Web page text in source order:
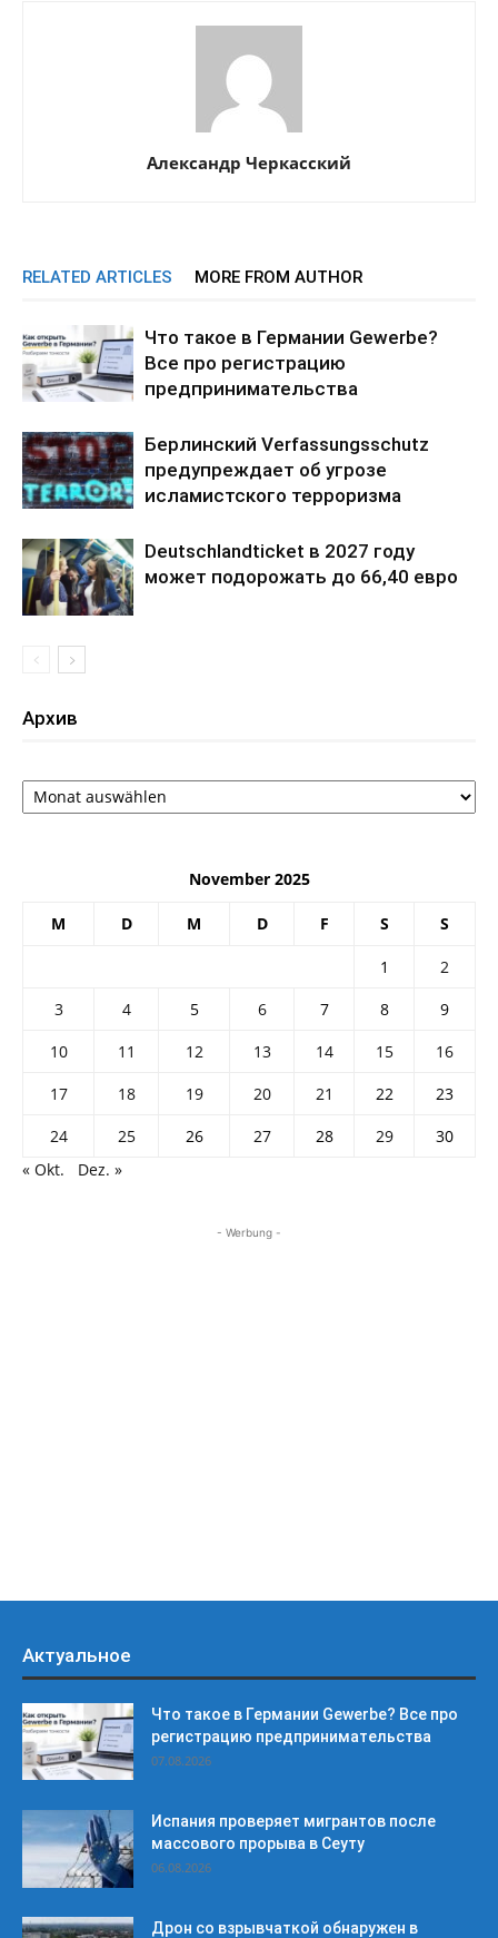
Александр Черкасский
RELATED ARTICLES MORE FROM AUTHOR
Что такое в Германии Gewerbe?
Все про регистрацию
предпринимательства
Берлинский Verfassungsschutz
предупреждает об угрозе
исламистского терроризма
Deutschlandticket в 2027 году
может подорожать до 66,40 евро
Архив
Архив
November 2025
M D M D F S S
1
2
3
4 5 6 7 8
9
10
11 12 13 14 15
16
17
18 19 20 21 22
23
24
25 26 27 28 29
30
« Okt.
Dez. »
- Werbung -
Актуальное
Что такое в Германии Gewerbe? Все про
регистрацию предпринимательства
07.08.2026
Испания проверяет мигрантов после
массового прорыва в Сеуту
06.08.2026
Дрон со взрывчаткой обнаружен в